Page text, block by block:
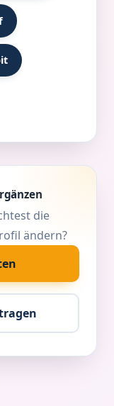
die
ändern?